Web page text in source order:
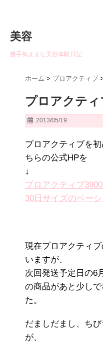
美容
勝手気ままな美容体験日記
ホーム > プロアクティブ >
プロアクテ
2013/05/19
プロアクティブを
ちらの公式HPを
↓
プロアクティブ3900
30日サイズのベー
現在プロアクティ
いますが、
次回発送予定日の6
の商品があと少し
た。
だましだまし、ち
が、